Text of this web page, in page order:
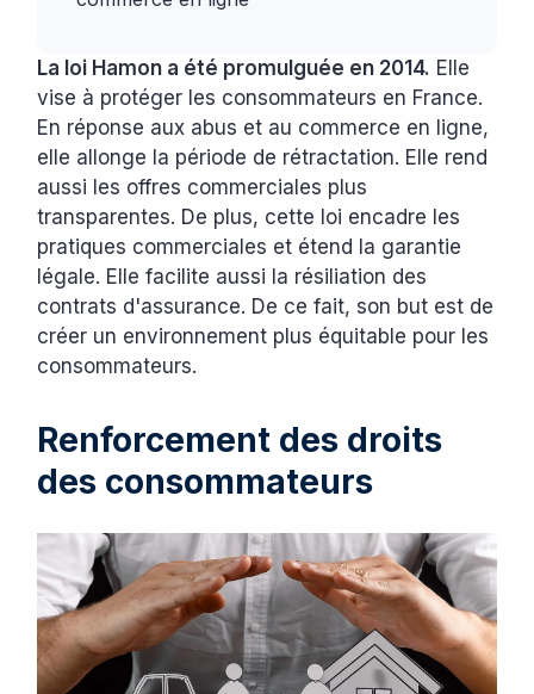
La loi Hamon a été promulguée en 2014. Elle
vise à protéger les consommateurs en France.
En réponse aux abus et au commerce en ligne,
elle allonge la période de rétractation. Elle rend
aussi les offres commerciales plus
transparentes. De plus, cette loi encadre les
pratiques commerciales et étend la garantie
légale. Elle facilite aussi la résiliation des
contrats d'assurance. De ce fait, son but est de
créer un environnement plus équitable pour les
consommateurs.
Renforcement des droits
des consommateurs